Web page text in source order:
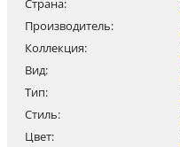
Страна:
Производитель:
Коллекция:
Вид:
Тип:
Стиль:
Цвет: